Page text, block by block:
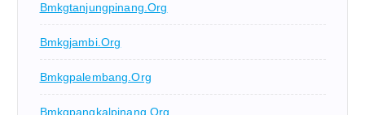
Bmkgtanjungpinang.org
Bmkgjambi.org
Bmkgpalembang.org
Bmkgpangkalpinang.org